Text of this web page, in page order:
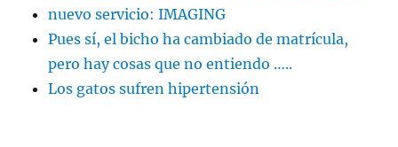
nuevo servicio: IMAGING
Pues sí, el bicho ha cambiado de matrícula,
pero hay cosas que no entiendo …..
Los gatos sufren hipertensión